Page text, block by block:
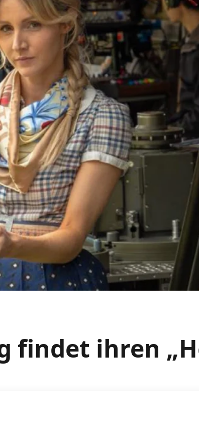
findet ihren